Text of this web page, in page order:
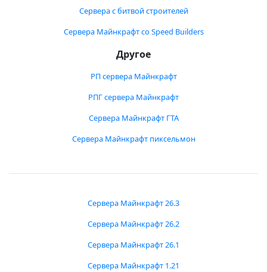
Сервера с битвой строителей
Сервера Майнкрафт со Speed Builders
Другое
РП сервера Майнкрафт
РПГ сервера Майнкрафт
Сервера Майнкрафт ГТА
Сервера Майнкрафт пиксельмон
Сервера Майнкрафт 26.3
Сервера Майнкрафт 26.2
Сервера Майнкрафт 26.1
Сервера Майнкрафт 1.21